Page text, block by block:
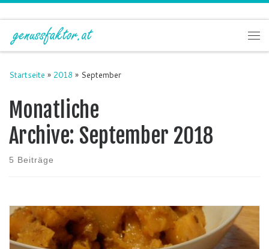
Zum Inhalt springen
Startseite » 2018 » September
Monatliche
Archive: September 2018
5 Beiträge